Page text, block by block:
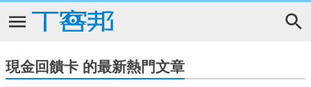
現金回饋卡 的最新熱門文章